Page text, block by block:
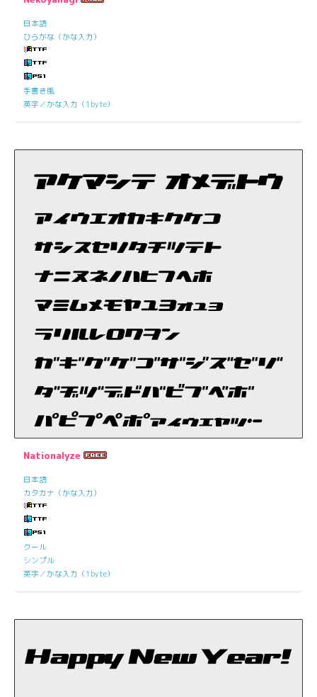
日本語
ひらがな（かな入力）
手書き風
英字／かな入力（1byte）
Nationalyze
日本語
カタカナ（かな入力）
クール
シンプル
英字／かな入力（1byte）